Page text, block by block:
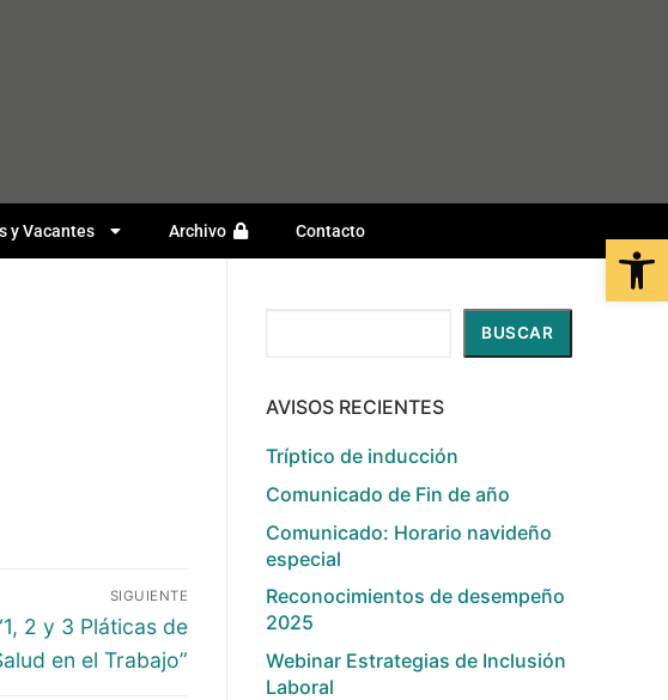
y Vacantes Archivo Contacto
SIGUIENTE
2 y 3 Pláticas de
en el Trabajo”
BUSCAR
AVISOS RECIENTES
Tríptico de inducción
Comunicado de Fin de año
Comunicado: Horario navideño
especial
Reconocimientos de desempeño
2025
Webinar Estrategias de Inclusión
Laboral